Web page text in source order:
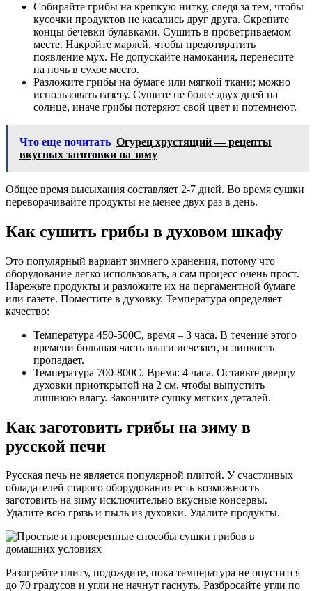
Собирайте грибы на крепкую нитку, следя за тем, чтобы
кусочки продуктов не касались друг друга. Скрепите
концы бечевки булавками. Сушить в проветриваемом
месте. Накройте марлей, чтобы предотвратить
появление мух. Не допускайте намокания, перенесите
на ночь в сухое место.
Разложите грибы на бумаге или мягкой ткани; можно
использовать газету. Сушите не более двух дней на
солнце, иначе грибы потеряют свой цвет и потемнеют.
Что еще почитать Огурец хрустящий — рецепты
вкусных заготовки на зиму
Общее время высыхания составляет 2-7 дней. Во время сушки
переворачивайте продукты не менее двух раз в день.
Как сушить грибы в духовом шкафу
Это популярный вариант зимнего хранения, потому что
оборудование легко использовать, а сам процесс очень прост.
Нарежьте продукты и разложите их на пергаментной бумаге
или газете. Поместите в духовку. Температура определяет
качество:
Температура 450-500C, время – 3 часа. В течение этого
времени большая часть влаги исчезает, и липкость
пропадает.
Температура 700-800C. Время: 4 часа. Оставьте дверцу
духовки приоткрытой на 2 см, чтобы выпустить
лишнюю влагу. Закончите сушку мягких деталей.
Как заготовить грибы на зиму в
русской печи
Русская печь не является популярной плитой. У счастливых
обладателей старого оборудования есть возможность
заготовить на зиму исключительно вкусные консервы.
Удалите всю грязь и пыль из духовки. Удалите продукты.
Разогрейте плиту, подождите, пока температура не опустится
до 70 градусов и угли не начнут гаснуть. Разбросайте угли по